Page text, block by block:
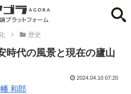
歴史
時代の風景と現在の廬山
和郎
2024.04.10 07:20